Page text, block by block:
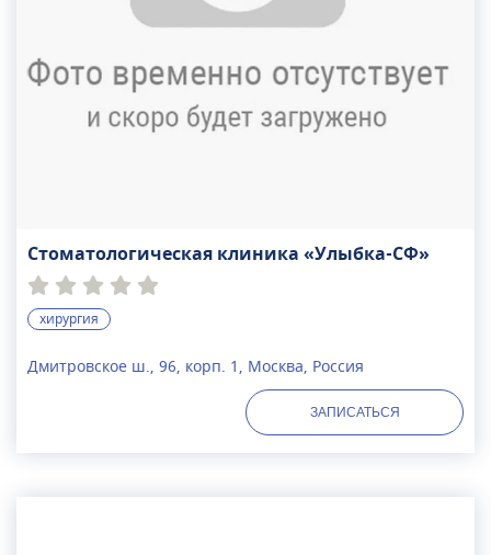
Стоматологическая клиника «Улыбка-СФ»
хирургия
Дмитровское ш., 96, корп. 1, Москва, Россия
ЗАПИСАТЬСЯ